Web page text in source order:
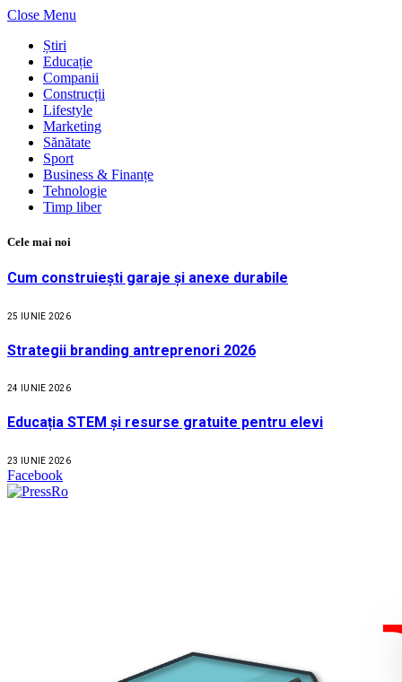
Close Menu
Știri
Educație
Companii
Construcții
Lifestyle
Marketing
Sănătate
Sport
Business & Finanțe
Tehnologie
Timp liber
Cele mai noi
Cum construiești garaje și anexe durabile
25 IUNIE 2026
Strategii branding antreprenori 2026
24 IUNIE 2026
Educația STEM și resurse gratuite pentru elevi
23 IUNIE 2026
Facebook